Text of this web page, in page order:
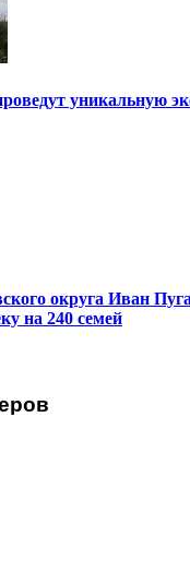
уникальную
округа Иван
на 240 семей